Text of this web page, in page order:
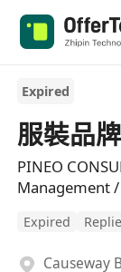
Expired
服裝品
PINEO
Management
Expired
Causeway